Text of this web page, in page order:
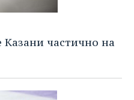
частично на